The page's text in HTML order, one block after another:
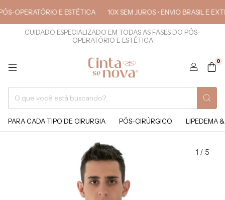
E ESTÉTICA 10X SEM JUROS • ENVIO BRASIL E EXTERIOR
CUIDADO ESPECIALIZADO EM TODAS AS FASES DO PÓS-
OPERATÓRIO E ESTÉTICA
0
PARA CADA TIPO DE CIRURGIA PÓS-CIRÚRGICO LIPEDEMA
1 / 5